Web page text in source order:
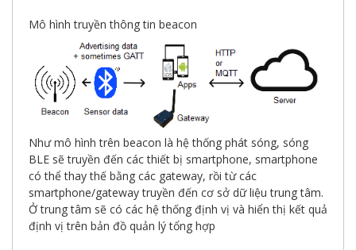
Mô hình truyền thông tin beacon
Như mô hình trên beacon là hệ thống phát sóng, sóng
BLE sẽ truyền đến các thiết bị smartphone, smartphone
có thể thay thế bằng các gateway, rồi từ các
smartphone/gateway truyền đến cơ sở dữ liệu trung tâm.
Ở trung tâm sẽ có các hệ thống định vị và hiển thị kết quả
định vị trên bản đồ quản lý tổng hợp